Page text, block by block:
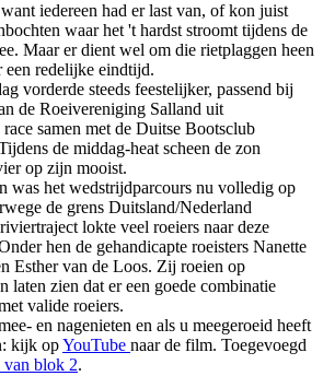
iedereen had er last van, of kon juist
waar het 't hardst stroomt tijdens de
Maar er dient wel om die rietplaggen heen
een redelijke eindtijd.
vorderde steeds feestelijker, passend bij
de Roeivereniging Salland uit
samen met de Duitse Bootsclub
de middag-heat scheen de zon
op zijn mooist.
was het wedstrijdparcours nu volledig op
de grens Duitsland/Nederland
lokte veel roeiers naar deze
hen de gehandicapte roeisters Nanette
Esther van de Loos. Zij roeien op
laten zien dat er een goede combinatie
valide roeiers.
en nagenieten en als u meegeroeid heeft
kijk opYouTube naar de film. Toegevoegd
van blok 2.